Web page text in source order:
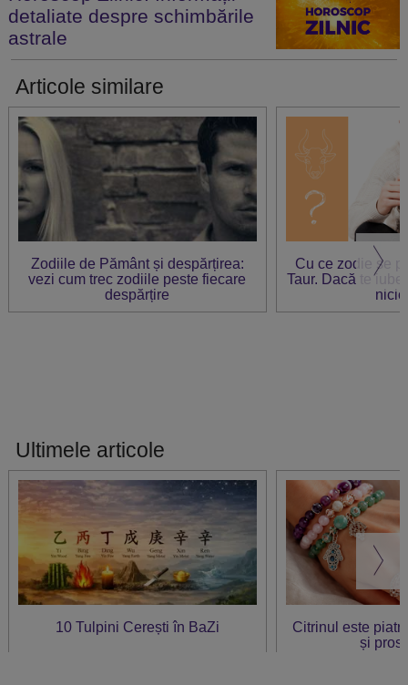
detaliate despre schimbările
astrale
Articole similare
Zodiile de Pământ și despărțirea:
vezi cum trec zodiile peste fiecare
despărțire
Cu ce zodie se
Taur. Dacă te
Ultimele articole
10 Tulpini Cerești în BaZi
Citrinul este
și